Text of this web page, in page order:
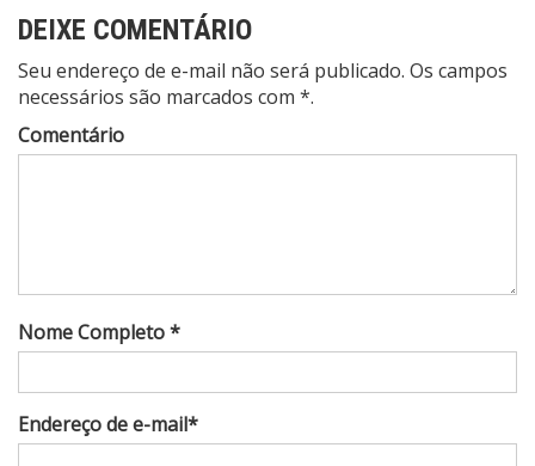
DEIXE COMENTÁRIO
Seu endereço de e-mail não será publicado. Os campos
necessários são marcados com *.
Comentário
Nome Completo *
Endereço de e-mail*